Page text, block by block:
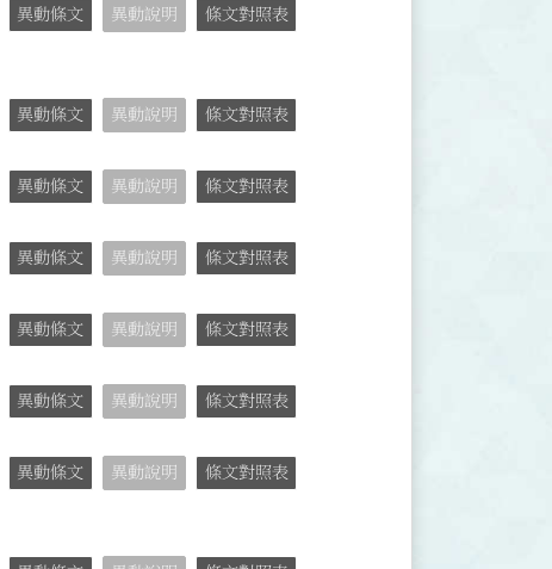
異動條文 異動說明 條文對照表
異動條文 異動說明 條文對照表
異動條文 異動說明 條文對照表
異動條文 異動說明 條文對照表
異動條文 異動說明 條文對照表
異動條文 異動說明 條文對照表
異動條文 異動說明 條文對照表